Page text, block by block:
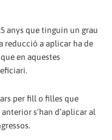
anys que tinguin un grau
reducció a aplicar ha de
en aquestes
per fill o filles que
s’han d’aplicar al